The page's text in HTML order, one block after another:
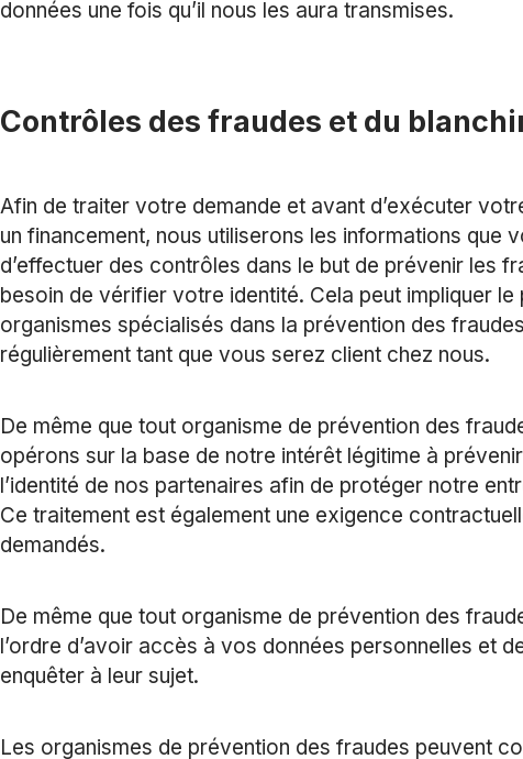
données une fois qu’il nous les aura transmises.
Contrôles des fraudes et du
Afin de traiter votre demande et avant d’exécuter
un financement, nous utiliserons les informations
d’effectuer des contrôles dans le but de prévenir les
besoin de vérifier votre identité. Cela peut impliquer
organismes spécialisés dans la prévention des
régulièrement tant que vous serez client chez nous.
De même que tout organisme de prévention des
opérons sur la base de notre intérêt légitime à
l’identité de nos partenaires afin de protéger notre
Ce traitement est également une exigence
demandés.
De même que tout organisme de prévention des
l’ordre d’avoir accès à vos données personnelles et
enquêter à leur sujet.
Les organismes de prévention des fraudes peuvent